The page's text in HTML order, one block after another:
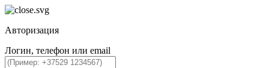
Авторизация
Логин, телефон или email